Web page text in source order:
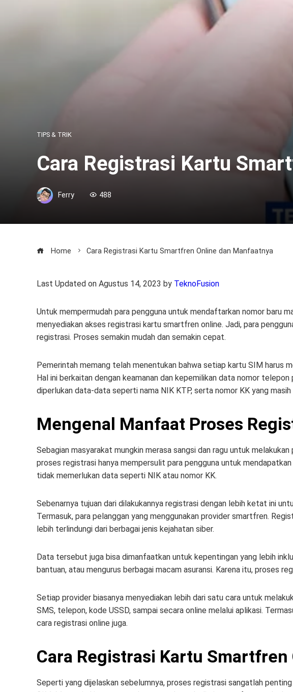
TIPS & TRIK
Cara Registrasi Kartu
Ferry 488
Home Cara Registrasi Kartu Smartfren Online dan Manfaatnya
Last Updated on Agustus 14, 2023 by TeknoFusion
Untuk mempermudah para pengguna untuk mendaftarkan nomor baru
menyediakan akses registrasi kartu smartfren online. Jadi, para
registrasi. Proses semakin mudah dan semakin cepat.
Pemerintah memang telah menentukan bahwa setiap kartu SIM harus
Hal ini berkaitan dengan keamanan dan kepemilikan data nomor
diperlukan data-data seperti nama NIK KTP, serta nomor KK yang masih
Mengenal Manfaat Proses
Sebagian masyarakat mungkin merasa sangsi dan ragu untuk
proses registrasi hanya mempersulit para pengguna untuk
tidak memerlukan data seperti NIK atau nomor KK.
Sebenarnya tujuan dari dilakukannya registrasi dengan lebih ketat ini
Termasuk, para pelanggan yang menggunakan provider smartfren.
lebih terlindungi dari berbagai jenis kejahatan siber.
Data tersebut juga bisa dimanfaatkan untuk kepentingan yang lebih
bantuan, atau mengurus berbagai macam asuransi. Karena itu, proses
Setiap provider biasanya menyediakan lebih dari satu cara untuk
SMS, telepon, kode USSD, sampai secara online melalui aplikasi.
cara registrasi online juga.
Cara Registrasi Kartu Smartfren
Seperti yang dijelaskan sebelumnya, proses registrasi sangatlah